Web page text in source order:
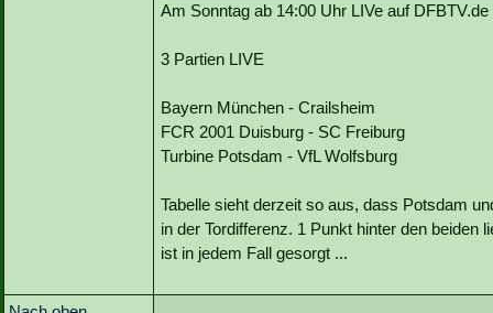
Am Sonntag ab 14:00 Uhr LIVe auf
3 Partien LIVE
Bayern München - Crailsheim
FCR 2001 Duisburg - SC Freiburg
Turbine Potsdam - VfL Wolfsburg
Tabelle sieht derzeit so aus, dass Potsdam
in der Tordifferenz. 1 Punkt hinter den beiden
ist in jedem Fall gesorgt ...